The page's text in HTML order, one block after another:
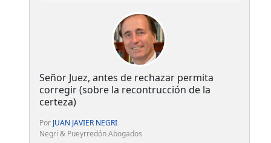
Señor Juez, antes de rechazar permita
corregir (sobre la recontrucción de la
certeza)
Por JUAN JAVIER NEGRI
Negri & Pueyrredón Abogados